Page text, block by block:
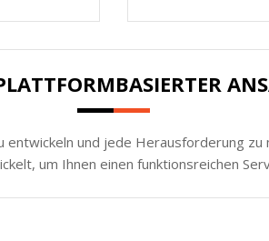
und jede Herausforderung
um Ihnen einen funktionsreichen